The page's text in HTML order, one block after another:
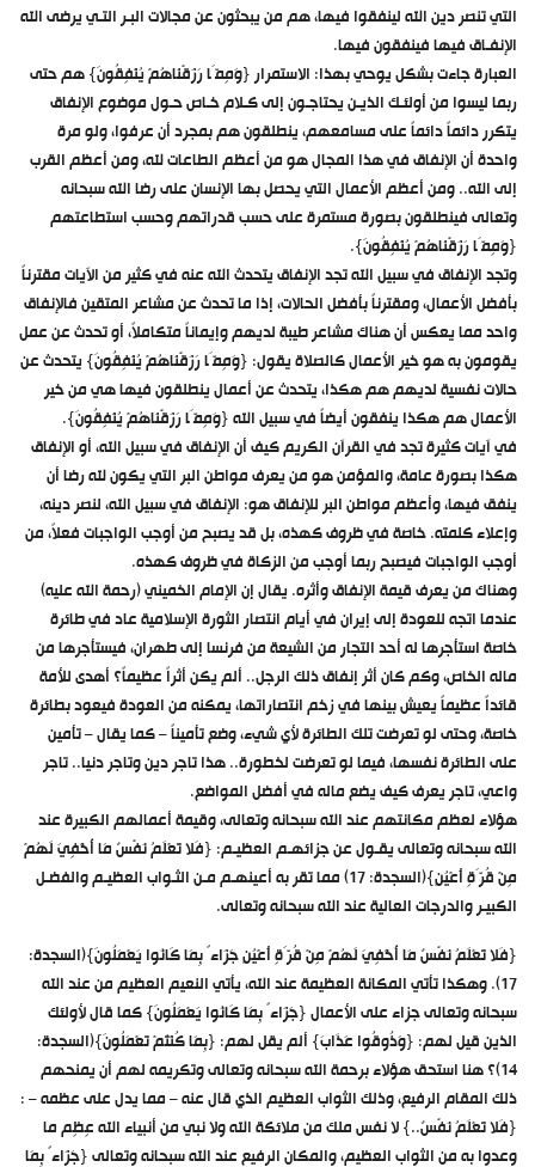
التي تنصر دين الله لينفقوا فيها، هم من يبحثون عن مجالات البـر التـي يرضى الله
الإنفـاق فيها فينفقون فيها.
العبارة جاءت بشكل يوحي بهذا: الاستمرار {وَمِمَّا رَزَقْنَاهُمْ يُنْفِقُونَ} هم حتى
ربما ليسوا من أولئـك الذيـن يحتاجـون إلى كـلام خـاص حـول موضوع الإنفاق
يتكرر دائماً دائماً على مسامعهم، ينطلقون هم بمجرد أن عرفوا، ولو مرة
واحدة أن الإنفاق في هذا المجال هو من أعظم الطاعات لله، ومن أعظم القرب
إلى الله.. ومن أعظم الأعمال التي يحصل بها الإنسان على رضا الله سبحانه
وتعالى فينطلقون بصورة مستمرة على حسب قدراتهم وحسب استطاعتهم
{وَمِمَّا رَزَقْنَاهُمْ يُنْفِقُونَ}.
وتجد الإنفاق في سبيل الله تجد الإنفاق يتحدث الله عنه في كثير من الآيات مقترناً
بأفضل الأعمال، ومقترناً بأفضل الحالات، إذا ما تحدث عن مشاعر المتقين فالإنفاق
واحد مما يعكس أن هناك مشاعر طيبة لديهم وإيماناً متكاملاً، أو تحدث عن عمل
يقومون به هو خير الأعمال كالصلاة يقول: {وَمِمَّا رَزَقْنَاهُمْ يُنْفِقُونَ} يتحدث عن
حالات نفسية لديهم هم هكذا، يتحدث عن أعمال ينطلقون فيها هي من خير
الأعمال هم هكذا ينفقون أيضاً في سبيل الله {وَمِمَّا رَزَقْنَاهُمْ يُنْفِقُونَ}.
في آيات كثيرة تجد في القرآن الكريم كيف أن الإنفاق في سبيل الله، أو الإنفاق
هكذا بصورة عامة، والمؤمن هو من يعرف مواطن البر التي يكون لله رضا أن
ينفق فيها، وأعظم مواطن البر للإنفاق هو: الإنفاق في سبيل الله، لنصر دينه،
وإعلاء كلمته. خاصة في ظروف كهذه، بل قد يصبح من أوجب الواجبات فعلاً، من
أوجب الواجبات فيصبح ربما أوجب من الزكاة في ظروف كهذه.
وهناك من يعرف قيمة الإنفاق وأثره. يقال إن الإمام الخميني (رحمة الله عليه)
عندما اتجه للعودة إلى إيران في أيام انتصار الثورة الإسلامية عاد في طائرة
خاصة استأجرها له أحد التجار من الشيعة من فرنسا إلى طهران، فيستأجرها من
ماله الخاص، وكم كان أثر إنفاق ذلك الرجل.. ألم يكن أثراً عظيماً؟ أهدى للأمة
قائداً عظيماً يعيش بينها في زخم انتصاراتها، يمكنه من العودة فيعود بطائرة
خاصة، وحتى لو تعرضت تلك الطائرة لأي شيء، وضع تأميناً – كما يقال – تأمين
على الطائرة نفسها، فيما لو تعرضت لخطورة.. هذا تاجر دين وتاجر دنيا.. تاجر
واعي، تاجر يعرف كيف يضع ماله في أفضل المواضع.
هؤلاء لعظم مكانتهم عند الله سبحانه وتعالى، وقيمة أعمالهم الكبيرة عند
الله سبحانه وتعالى يقـول عن جزائهـم العظيـم: {فَلا تَعْلَمُ نَفْسٌ مَا أُخْفِيَ لَهُمْ
مِنْ قُرَّةِ أَعْيُنٍ}(السجدة: 17) مما تقر به أعينهـم مـن الثـواب العظيـم والفضـل
الكبيـر والدرجات العالية عند الله سبحانه وتعالى.
{فَلا تَعْلَمُ نَفْسٌ مَا أُخْفِيَ لَهُمْ مِنْ قُرَّةِ أَعْيُنٍ جَزَاءً بِمَا كَانُوا يَعْمَلُونَ}(السجدة:
17). وهكذا تأتي المكانة العظيمة عند الله، يأتي النعيم العظيم من عند الله
سبحانه وتعالى جزاء على الأعمال {جَزَاءً بِمَا كَانُوا يَعْمَلُونَ} كما قال لأولئك
الذين قيل لهم: {وَذُوقُوا عَذَابَ} ألم يقل لهم: {بِمَا كُنْتُمْ تَعْمَلُونَ}(السجدة:
14)؟ هنا استحق هؤلاء برحمة الله سبحانه وتعالى وتكريمه لهم أن يمنحهم
ذلك المقام الرفيع، وذلك الثواب العظيم الذي قال عنه – مما يدل على عظمه – :
{فَلا تَعْلَمُ نَفْسٌ..} لا نفس ملك من ملائكة الله ولا نبي من أنبياء الله عِظِم ما
وعدوا به من الثواب العظيم، والمكان الرفيع عند الله سبحانه وتعالى {جَزَاءً بِمَا